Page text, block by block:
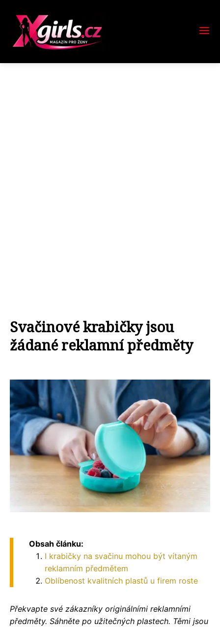
Svačinové krabičky jsou
žádané reklamní předměty
Obsah článku:
I krabičky na svačinu mohou být vítaným
reklamním předmětem
Oblíbenost kvalitních plastů u firem roste
Překvapte své zákazníky originálními reklamními
předměty. Sáhněte po užitečných plastech. Těmi jsou